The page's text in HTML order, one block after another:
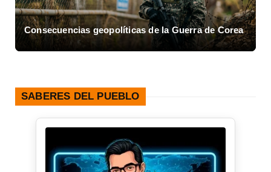
Asalto al Cuartel Moncada en Cuba
SABERES DEL PUEBLO